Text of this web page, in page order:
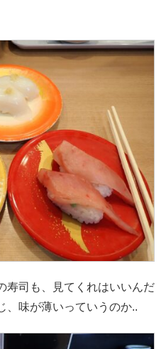
寿司も、見てくれはいいんだ
、味が薄いっていうのか..